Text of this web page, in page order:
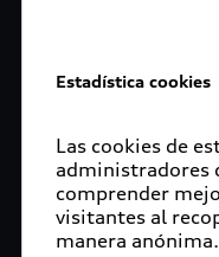
Estadística cookies
Las cookies de
administradores
comprender
visitantes al
manera anónima.